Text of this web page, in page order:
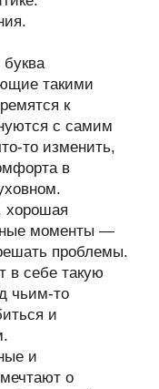
такими
к
с самим
то изменить,
в
хорошая
моменты —
проблемы.
в себе такую
чьим-то
и
и
о